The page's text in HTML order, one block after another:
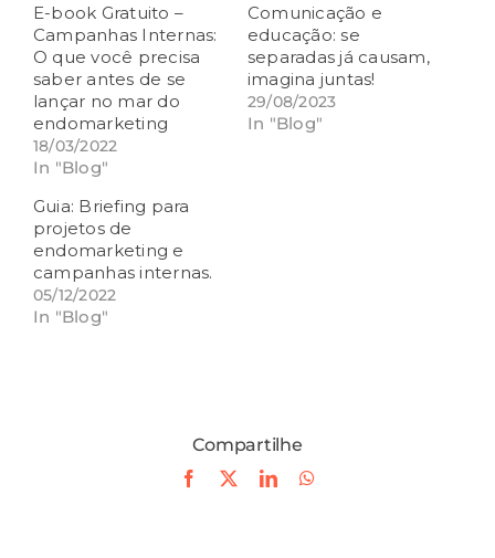
E-book Gratuito –
Campanhas Internas:
O que você precisa
saber antes de se
lançar no mar do
endomarketing
18/03/2022
In "Blog"
Comunicação e
educação: se
separadas já causam,
imagina juntas!
29/08/2023
In "Blog"
Guia: Briefing para
projetos de
endomarketing e
campanhas internas.
05/12/2022
In "Blog"
Compartilhe
Facebook LinkedIn